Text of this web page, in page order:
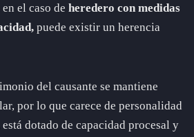
el caso de heredero con medidas
puede existir un herencia
del causante se mantiene
por lo que carece de personalidad
dotado de capacidad procesal y